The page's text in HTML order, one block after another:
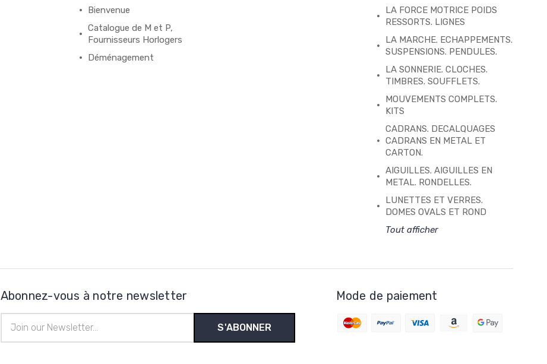
Bienvenue
Catalogue de M et P,
Fournisseurs Horlogers
Déménagement
LA FORCE MOTRICE POIDS
RESSORTS. LIGNES
LA MARCHE. ECHAPPEMENTS.
SUSPENSIONS. PENDULES.
LA SONNERIE. CLOCHES.
TIMBRES. SOUFFLETS.
MOUVEMENTS COMPLETS.
KITS
CADRANS. DECALQUAGES
CADRANS EN METAL ET
CARTON.
AIGUILLES. AIGUILLES EN
METAL. RONDELLES.
LUNETTES ET VERRES.
DOMES OVALS ET ROND
Tout afficher
Abonnez-vous à notre newsletter
mail
Mode de paiement